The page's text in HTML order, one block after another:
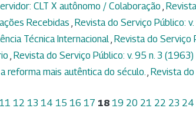
CLT X autônomo / Colaboração
Recebidas Revista do Serviço Público:
Técnica Internacional Revista do Serviço
Revista do Serviço Público: v. 95 n. 3 (1963)
a reforma mais autêntica do século. Revista
12 13 14 15 16 17 18 19 20 21 22 23 24